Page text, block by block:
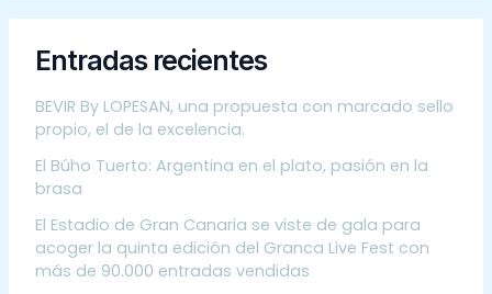
Entradas recientes
BEVIR By LOPESAN, una propuesta con marcado sello
propio, el de la excelencia.
El Búho Tuerto: Argentina en el plato, pasión en la
brasa
El Estadio de Gran Canaria se viste de gala para
acoger la quinta edición del Granca Live Fest con
más de 90.000 entradas vendidas